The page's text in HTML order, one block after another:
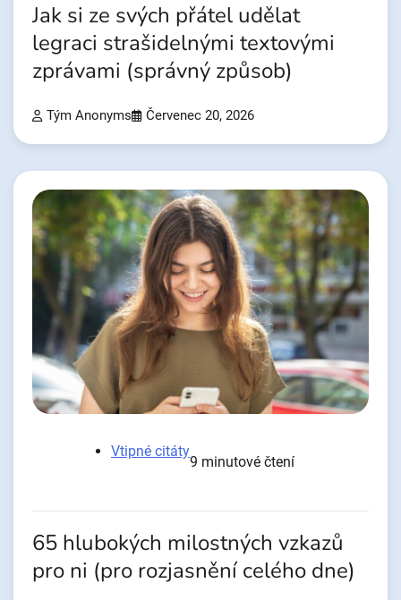
Jak si ze svých přátel udělat
legraci strašidelnými textovými
zprávami (správný způsob)
Tým Anonyms Červenec 20, 2026
Vtipné citáty
9 minutové čtení
65 hlubokých milostných vzkazů
pro ni (pro rozjasnění celého dne)